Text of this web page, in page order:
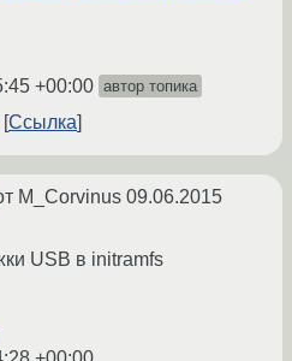
+00:00 автор топика
Ссылка
M_Corvinus 09.06.2015
USB в initramfs